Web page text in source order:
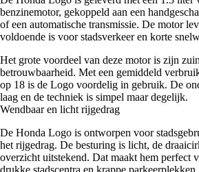
benzinemotor, gekoppeld aan een
of een automatische transmissie. De motor
voldoende is voor stadsverkeer en korte
Het grote voordeel van deze motor is zijn
betrouwbaarheid. Met een gemiddeld
op 18 is de Logo voordelig in gebruik. De
laag en de techniek is simpel maar degelijk.
Wendbaar en licht rijgedrag
De Honda Logo is ontworpen voor
het rijgedrag. De besturing is licht, de
overzicht uitstekend. Dat maakt hem perfect
drukke stadscentra en krappe parkeerplekken.